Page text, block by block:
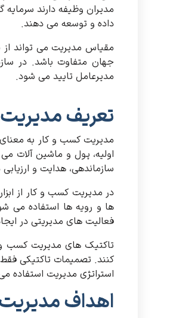
مدیران وظیفه دارند سرمایه
داده و توسعه می دهند.
مقیاس مدیریت می تواند
جهان متفاوت باشد. در
مدیرعامل تایید می شود.
تعریف
مدیریت کسب و کار به
اولیه، پول و ماشین آلات
سازماندهی، هدایت و
در مدیریت کسب و کار از
فعالیت های مدیریتی در
تاکتیک های مدیریت کسب
کنند. تصمیمات تاکتیکی
استراتژی مدیریت استفاده
اهداف